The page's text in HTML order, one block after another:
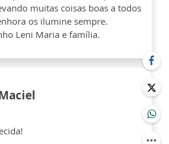
muitas coisas boas a todos
os ilumine sempre.
Leni Maria e família.